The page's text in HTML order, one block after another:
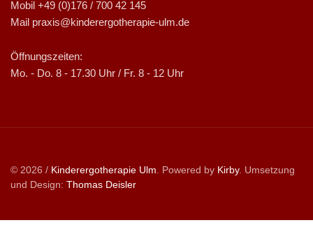
Mobil +49 (0)176 / 700 42 145
Mail praxis@kinderergotherapie-ulm.de
Öffnungszeiten:
Mo. - Do. 8 - 17.30 Uhr / Fr. 8 - 12 Uhr
© 2026 / Kinderergotherapie Ulm . Powered by Kirby. Umsetzung
und Design: Thomas Deisler